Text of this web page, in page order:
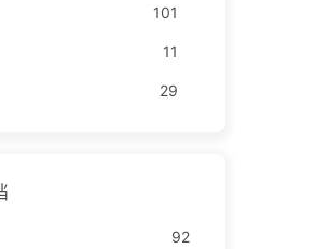
101
11
29
92